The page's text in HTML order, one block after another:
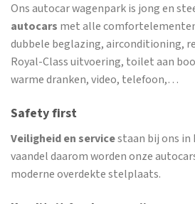
Ons autocar wagenpark is jong en
autocars met alle
dubbele beglazing, airconditioning,
Royal-Class uitvoering, toilet aan
warme dranken, video, telefoon,…
Safety first
Veiligheid en servicestaan bij ons in
vaandel daarom worden onze
moderne overdekte stelplaats.